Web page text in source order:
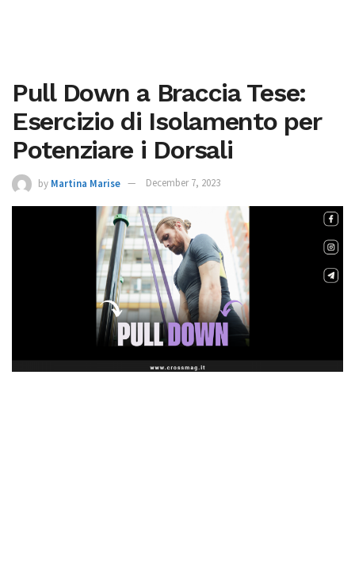
Pull Down a Braccia Tese:
Esercizio di Isolamento per
Potenziare i Dorsali
by Martina Marise December 7, 2023